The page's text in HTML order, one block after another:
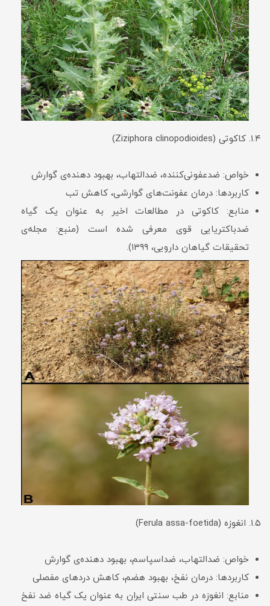
۱.۴. کاکوتی (Ziziphora clinopodioides)
خواص: ضدعفونی‌کننده، ضدالتهاب، بهبود دهنده‌ی گوارش
کاربردها: درمان عفونت‌های گوارشی، کاهش تب
منابع: کاکوتی در مطالعات اخیر به عنوان یک گیاه
ضدباکتریایی قوی معرفی شده است (منبع: مجله‌ی
تحقیقات گیاهان دارویی، ۱۳۹۹).
۱.۵. انغوزه (Ferula assa-foetida)
خواص: ضدالتهاب، ضداسپاسم، بهبود دهنده‌ی گوارش
کاربردها: درمان نفخ، بهبود هضم، کاهش دردهای مفصلی
منابع: انغوزه در طب سنتی ایران به عنوان یک گیاه ضد نفخ